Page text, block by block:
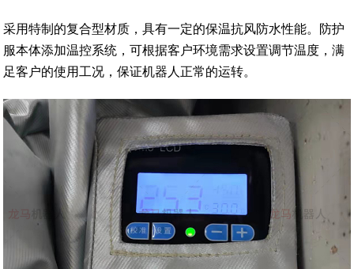
采用特制的复合型材质，具有一定的保温抗风防水性能。防护
服本体添加温控系统，可根据客户环境需求设置调节温度，满
足客户的使用工况，保证机器人正常的运转。